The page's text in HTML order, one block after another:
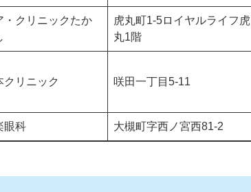
・クリニックたか
虎丸町1-5ロイヤルライフ虎
丸1階
クリニック 咲田一丁目5-11
眼科 大槻町字西ノ宮西81-2